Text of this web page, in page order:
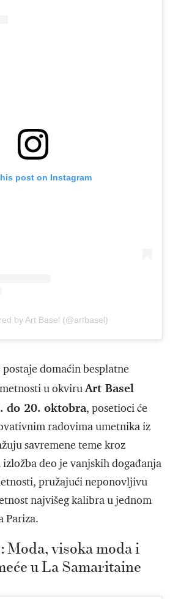
post on Instagram
by Art Basel (@artbasel)
postaje domaćin besplatne
u okviruArt Basel
do 20. oktobra, posetioci će
radovima umetnika iz
savremene teme kroz
deo je vanjskih događanja
pružajući neponovljivu
najvišeg kalibra u jednom
Pariza.
Moda, visoka moda i
u La Samaritaine